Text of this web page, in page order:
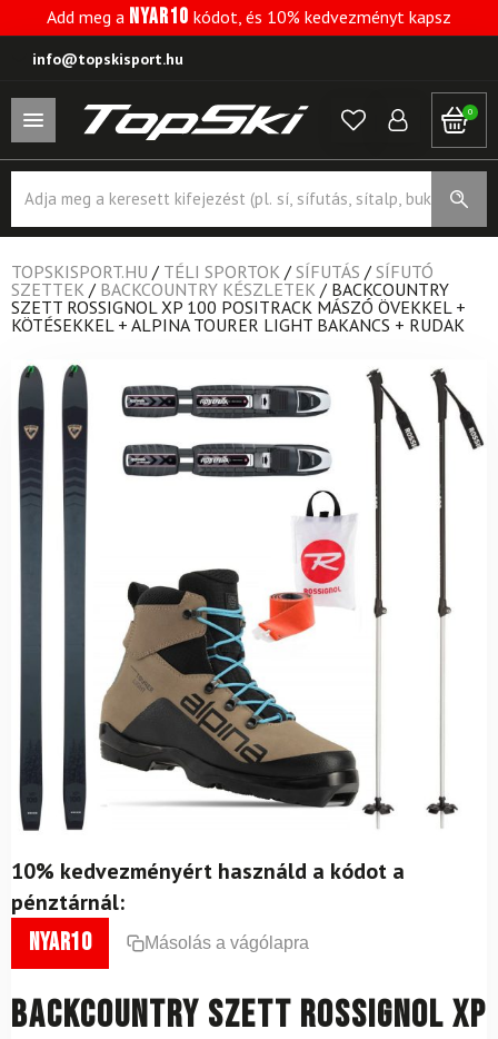
Add meg a NYAR10 kódot, és 10% kedvezményt kapsz
info@topskisport.hu
0
search
TOPSKISPORT.HU / TÉLI SPORTOK / SÍFUTÁS / SÍFUTÓ
SZETTEK / BACKCOUNTRY KÉSZLETEK / BACKCOUNTRY
SZETT ROSSIGNOL XP 100 POSITRACK MÁSZÓ ÖVEKKEL +
KÖTÉSEKKEL + ALPINA TOURER LIGHT BAKANCS + RUDAK
10% kedvezményért használd a kódot a
pénztárnál:
nyar10 Másolás a vágólapra
Backcountry szett ROSSIGNOL XP